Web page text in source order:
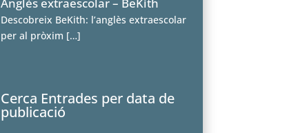
Descobreix BeKith: l’anglès extraescolar
per al pròxim […]
Cerca Entrades per data de
publicació